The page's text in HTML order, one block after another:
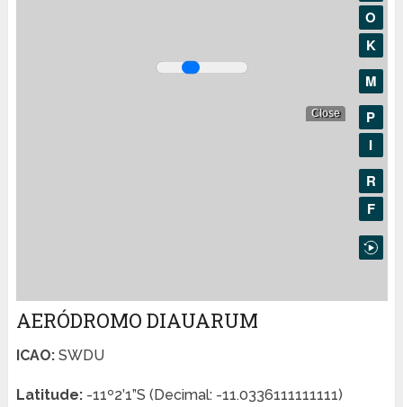
AERÓDROMO DIAUARUM
ICAO:SWDU
Latitude:-11º2’1”S (Decimal: -11.0336111111111)